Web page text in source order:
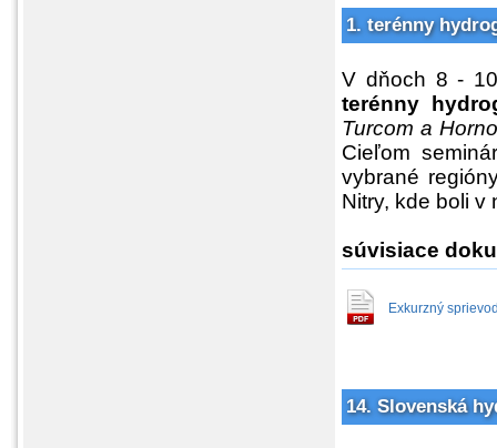
1. terénny
V dňoch 8 -
terénny
Turcom a
Cieľom
vybrané
Nitry, kde boli v
súvisiace
Exkurzný
14. Slovenská